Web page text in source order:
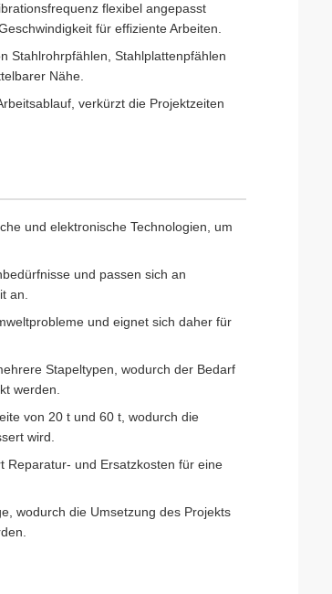
flexibel angepasst
für effiziente Arbeiten.
Stahlrohrpfählen, Stahlplattenpfählen
Nähe.
verkürzt die Projektzeiten
und elektronische Technologien, um
und passen sich an
an.
und eignet sich daher für
Stapeltypen, wodurch der Bedarf
werden.
von 20 t und 60 t, wodurch die
wird.
Reparatur- und Ersatzkosten für eine
wodurch die Umsetzung des Projekts